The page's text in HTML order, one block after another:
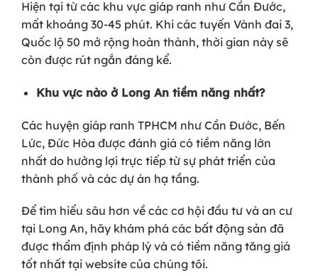
Hiện tại từ các khu vực giáp ranh như Cần Đước,
mất khoảng 30-45 phút. Khi các tuyến Vành đai 3,
Quốc lộ 50 mở rộng hoàn thành, thời gian này sẽ
còn được rút ngắn đáng kể.
Khu vực nào ở Long An tiềm năng nhất?
Các huyện giáp ranh TPHCM như Cần Đước, Bến
Lức, Đức Hòa được đánh giá có tiềm năng lớn
nhất do hưởng lợi trực tiếp từ sự phát triển của
thành phố và các dự án hạ tầng.
Để tìm hiểu sâu hơn về các cơ hội đầu tư và an cư
tại Long An, hãy khám phá các bất động sản đã
được thẩm định pháp lý và có tiềm năng tăng giá
tốt nhất tại website của chúng tôi.